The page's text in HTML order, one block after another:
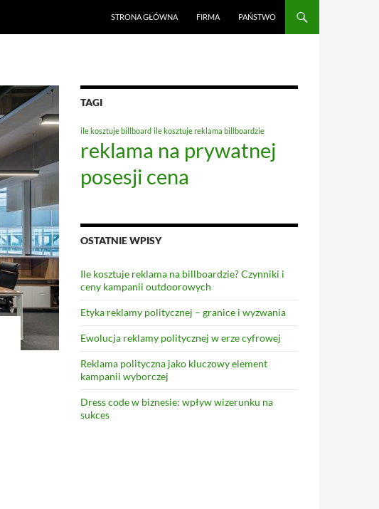
STRONA GŁÓWNA
FIRMA PAŃSTWO
TAGI
ile kosztuje billboard ile kosztuje reklama billboardzie
reklama na prywatnej
posesji cena
OSTATNIE WPISY
Ile kosztuje reklama na billboardzie? Czynniki i
ceny kampanii outdoorowych
Etyka reklamy politycznej – granice i wyzwania
Ewolucja reklamy politycznej w erze cyfrowej
Reklama polityczna jako kluczowy element
kampanii wyborczej
Dress code w biznesie: wpływ wizerunku na
sukces